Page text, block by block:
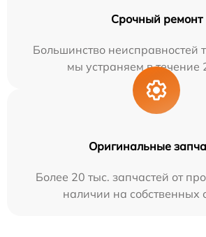
Срочный ремонт
Большинство неисправностей
мы устраняем в течение
Оригинальные
Более 20 тыс. запчастей от
наличии на собственных